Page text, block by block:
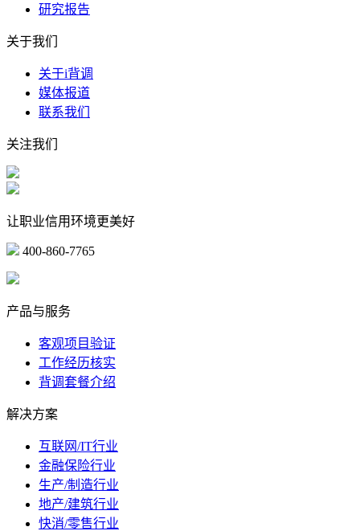
研究报告
关于我们
关于i背调
媒体报道
联系我们
关注我们
让职业信用环境更美好
400-860-7765
产品与服务
客观项目验证
工作经历核实
背调套餐介绍
解决方案
互联网/IT行业
金融保险行业
生产/制造行业
地产/建筑行业
快消/零售行业